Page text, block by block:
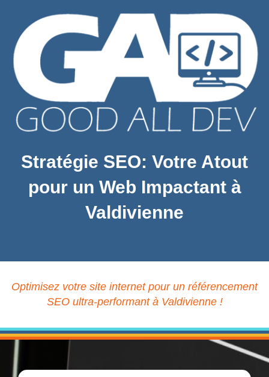
Stratégie SEO: Votre Atout
pour un Web Impactant à
Valdivienne
Optimisez votre site internet pour un référencement
SEO ultra-performant à Valdivienne !